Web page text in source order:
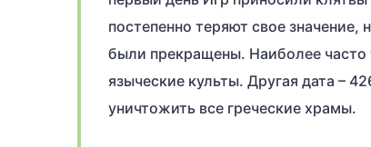
постепенно теряют свое значение,
были прекращены. Наиболее часто
языческие культы. Другая дата –
уничтожить все греческие храмы.